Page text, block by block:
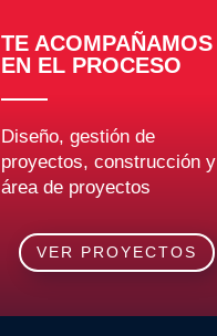
TE ACOMPAÑAMOS
EN EL PROCESO
Diseño, gestión de
proyectos, construcción y
área de proyectos
VER PROYECTOS